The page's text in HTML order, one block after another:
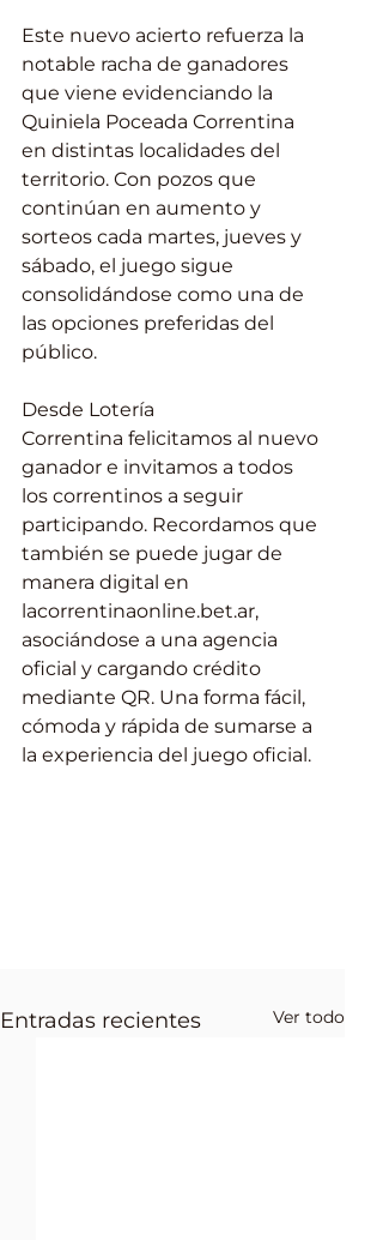
Este nuevo acierto refuerza la
notable racha de ganadores
que viene evidenciando la
Quiniela Poceada Correntina
en distintas localidades del
territorio. Con pozos que
continúan en aumento y
sorteos cada martes, jueves y
sábado, el juego sigue
consolidándose como una de
las opciones preferidas del
público.
Desde Lotería
Correntina felicitamos al nuevo
ganador e invitamos a todos
los correntinos a seguir
participando. Recordamos que
también se puede jugar de
manera digital en
lacorrentinaonline.bet.ar,
asociándose a una agencia
oficial y cargando crédito
mediante QR. Una forma fácil,
cómoda y rápida de sumarse a
la experiencia del juego oficial.
Entradas recientes Ver todo